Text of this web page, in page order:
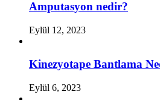
Amputasyon nedir?
Eylül 12, 2023
Kinezyotape Bantlama
Eylül 6, 2023